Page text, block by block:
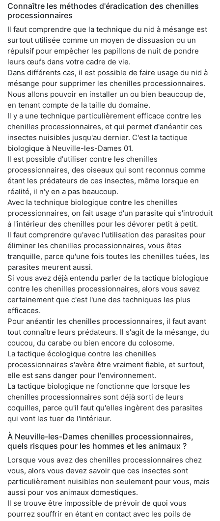
Connaître les méthodes d'éradication des chenilles
processionnaires
Il faut comprendre que la technique du nid à mésange est
surtout utilisée comme un moyen de dissuasion ou un
répulsif pour empêcher les papillons de nuit de pondre
leurs œufs dans votre cadre de vie.
Dans différents cas, il est possible de faire usage du nid à
mésange pour supprimer les chenilles processionnaires.
Nous allons pouvoir en installer un ou bien beaucoup de,
en tenant compte de la taille du domaine.
Il y a une technique particulièrement efficace contre les
chenilles processionnaires, et qui permet d'anéantir ces
insectes nuisibles jusqu'au dernier. C'est la tactique
biologique à Neuville-les-Dames 01.
Il est possible d'utiliser contre les chenilles
processionnaires, des oiseaux qui sont reconnus comme
étant les prédateurs de ces insectes, même lorsque en
réalité, il n'y en a pas beaucoup.
Avec la technique biologique contre les chenilles
processionnaires, on fait usage d'un parasite qui s'introduit
à l'intérieur des chenilles pour les dévorer petit à petit.
Il faut comprendre qu'avec l'utilisation des parasites pour
éliminer les chenilles processionnaires, vous êtes
tranquille, parce qu'une fois toutes les chenilles tuées, les
parasites meurent aussi.
Si vous avez déjà entendu parler de la tactique biologique
contre les chenilles processionnaires, alors vous savez
certainement que c'est l'une des techniques les plus
efficaces.
Pour anéantir les chenilles processionnaires, il faut avant
tout connaître leurs prédateurs. Il s'agit de la mésange, du
coucou, du carabe ou bien encore du colosome.
La tactique écologique contre les chenilles
processionnaires s'avère être vraiment fiable, et surtout,
elle est sans danger pour l'environnement.
La tactique biologique ne fonctionne que lorsque les
chenilles processionnaires sont déjà sorti de leurs
coquilles, parce qu'il faut qu'elles ingèrent des parasites
qui vont les tuer de l'intérieur.
À Neuville-les-Dames chenilles processionnaires,
quels risques pour les hommes et les animaux ?
Lorsque vous avez des chenilles processionnaires chez
vous, alors vous devez savoir que ces insectes sont
particulièrement nuisibles non seulement pour vous, mais
aussi pour vos animaux domestiques.
Il se trouve être impossible de prévoir de quoi vous
pourrez souffrir en étant en contact avec les poils de